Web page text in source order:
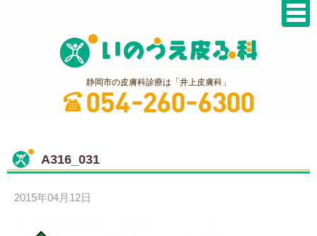
静岡市の皮膚科診療は「井上皮膚科」
A316_031
2015年04月12日